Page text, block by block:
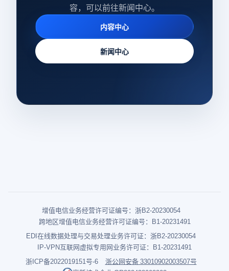
容，可以前往新闻中心。
内容中心
新闻中心
增值电信业务经营许可证编号：浙B2-20230054
跨地区增值电信业务经营许可证编号：B1-20231491
EDI在线数据处理与交易处理业务许可证：浙B2-20230054
IP-VPN互联网虚拟专用网业务许可证：B1-20231491
浙ICP备2022019151号-6
浙公网安备 33010902003507号